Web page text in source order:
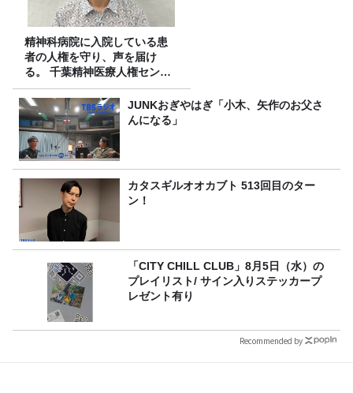
精神科病院に入院している患
者の人権を守り、声を届け
る。 千葉精神医療人権センタ
ーの取り組み
JUNKおぎやはぎ「小木、矢作のお父さ
んになる」
カタスギルオオカブト 513回目のター
ン！
「CITY CHILL CLUB」8月5日（水）の
プレイリスト/ サイン入りステッカープ
レゼント有り
Recommended by